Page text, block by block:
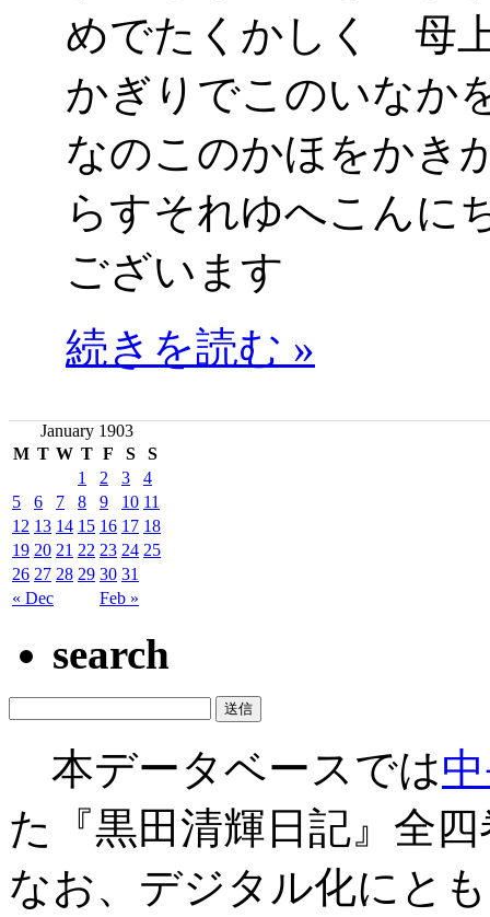
めでたくかしく
かぎりでこのいなか
なのこのかほをかき
らすそれゆへこんに
ございます
続きを読む »
January 1903
M T W T F S S
« Dec Feb »
1 2 3
4
5
6 7 8 9 10 11
12 13 14 15 16 17 18
19 20 21 22 23 24 25
26 27 28 29 30 31
search
本データベースでは
た『黒田清輝日記』全
なお、デジタル化にと